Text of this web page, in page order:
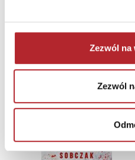
Zezwól na
Zezwól
NAJCZĘŚCIEJ